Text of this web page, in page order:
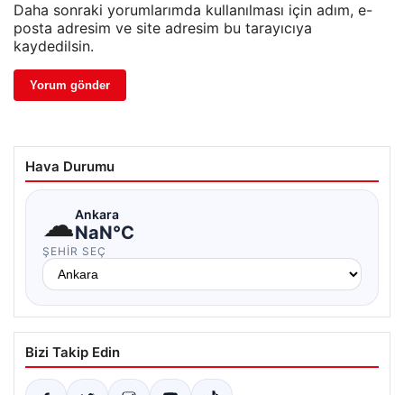
Daha sonraki yorumlarımda kullanılması için adım, e-
posta adresim ve site adresim bu tarayıcıya
kaydedilsin.
Hava Durumu
☁Ankara
NaN°C
ŞEHIR SEÇ
Bizi Takip Edin